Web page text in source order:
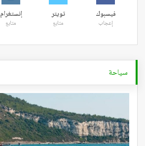
فيسبوك
إعجاب
تويتر
متابع
إنستغرام
متابع
سياحة